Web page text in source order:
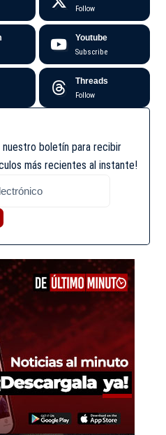
Follow
Youtube
Subscribe
Threads
Follow
nuestro boletín para recibir
más recientes al instante!